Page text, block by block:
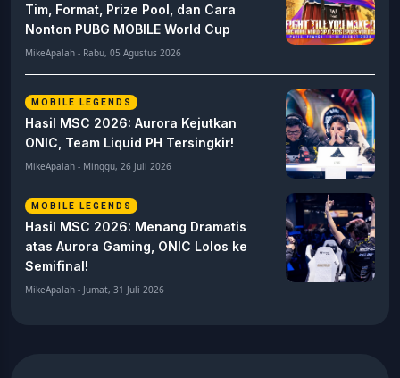
Tim, Format, Prize Pool, dan Cara
Nonton PUBG MOBILE World Cup
MikeApalah - Rabu, 05 Agustus 2026
MOBILE LEGENDS
Hasil MSC 2026: Aurora Kejutkan
ONIC, Team Liquid PH Tersingkir!
MikeApalah - Minggu, 26 Juli 2026
MOBILE LEGENDS
Hasil MSC 2026: Menang Dramatis
atas Aurora Gaming, ONIC Lolos ke
Semifinal!
MikeApalah - Jumat, 31 Juli 2026